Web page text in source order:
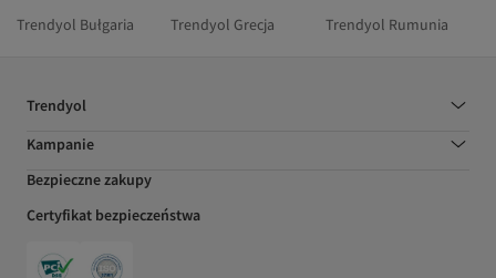
Trendyol Bułgaria
Trendyol Grecja Trendyol Rumunia
Trendyol
Kampanie
Bezpieczne zakupy
Certyfikat bezpieczeństwa